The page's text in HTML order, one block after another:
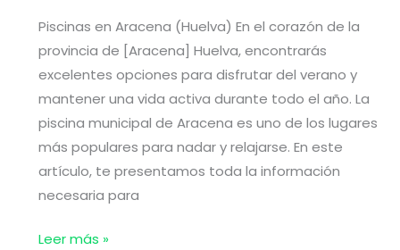
Piscinas en Aracena (Huelva) En el corazón de la
provincia de [Aracena] Huelva, encontrarás
excelentes opciones para disfrutar del verano y
mantener una vida activa durante todo el año. La
piscina municipal de Aracena es uno de los lugares
más populares para nadar y relajarse. En este
artículo, te presentamos toda la información
necesaria para
Piscinas
Leer más »